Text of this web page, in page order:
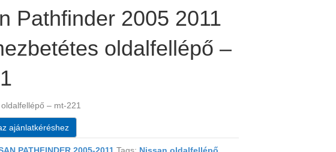
Pathfinder 2005 2011
oldalfellépő –
– mt-221
ajánlatkéréshez